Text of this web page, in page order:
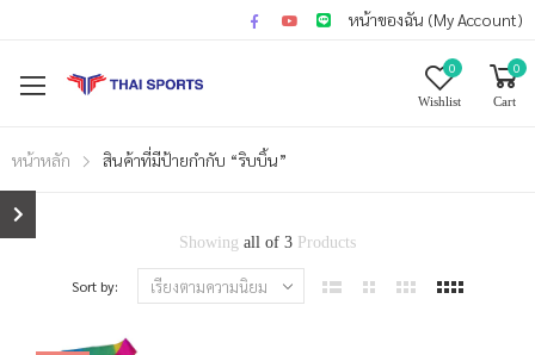
หน้าของฉัน (My Account)
0
Wishlist
0
Cart
หน้าหลัก สินค้าที่มีป้ายกำกับ “ริบบิ้น”
Showing all of 3 Products
Sort by: